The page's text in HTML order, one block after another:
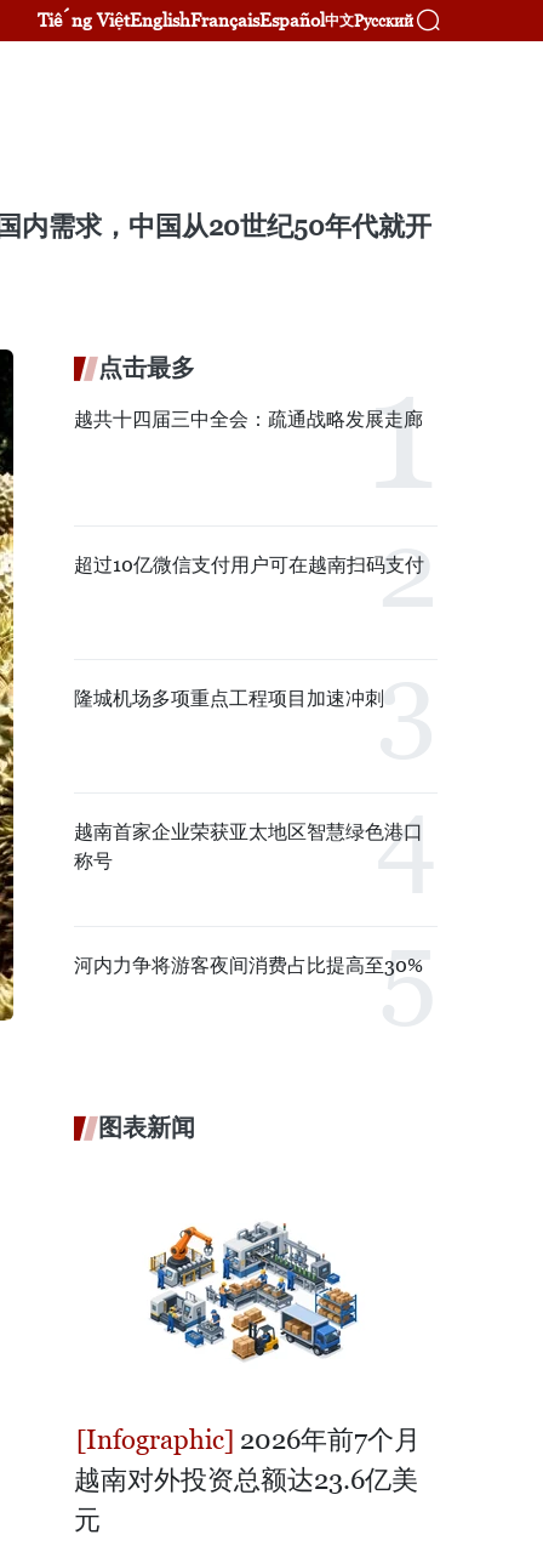
Tiếng ViệtEnglishFrançaisEspañol中文Русский
内需求，中国从20世纪50年代就开
点击最多
越共十四届三中全会：疏通战略发展走廊
超过10亿微信支付用户可在越南扫码支付
隆城机场多项重点工程项目加速冲刺
越南首家企业荣获亚太地区智慧绿色港口
称号
河内力争将游客夜间消费占比提高至30%
图表新闻
2026年前7个月
越南对外投资总额达23.6亿美
元